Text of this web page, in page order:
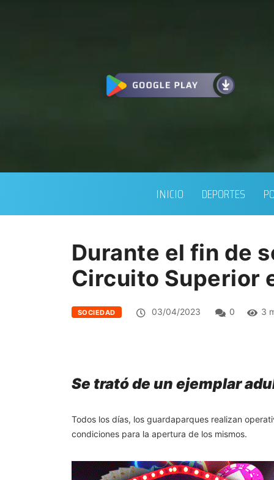
INICIO DEPORTES
Durante el fin de
Circuito Superior
SOCIEDAD 03/04/2023 0 3
Se trató de un ejemplar
Todos los días, los guardaparques realizan
condiciones para la apertura de los mismos.